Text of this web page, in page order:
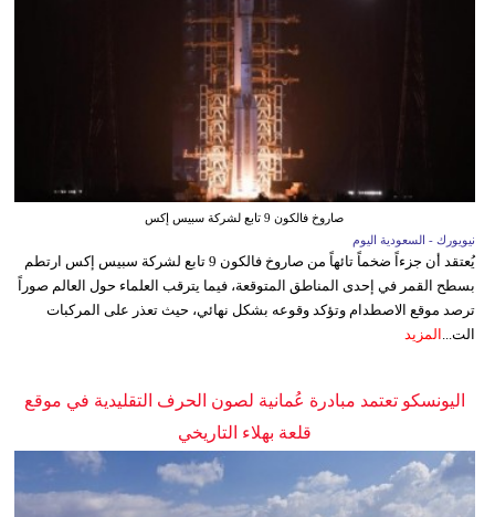
صاروخ فالكون 9 تابع لشركة سبيس إكس
نيويورك - السعودية اليوم
يُعتقد أن جزءاً ضخماً تائهاً من صاروخ فالكون 9 تابع لشركة سبيس إكس ارتطم
بسطح القمر في إحدى المناطق المتوقعة، فيما يترقب العلماء حول العالم صوراً
ترصد موقع الاصطدام وتؤكد وقوعه بشكل نهائي، حيث تعذر على المركبات
الت...
المزيد
اليونسكو تعتمد مبادرة عُمانية لصون الحرف التقليدية في موقع
قلعة بهلاء التاريخي